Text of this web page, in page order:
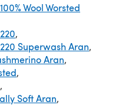
Wool Worsted
,
Superwash Aran,
Aran,
,
,
Soft Aran,